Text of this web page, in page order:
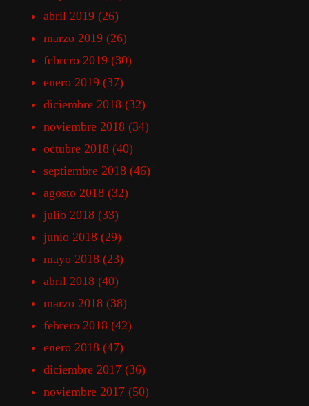
abril 2019 (26)
marzo 2019 (26)
febrero 2019 (30)
enero 2019 (37)
diciembre 2018 (32)
noviembre 2018 (34)
octubre 2018 (40)
septiembre 2018 (46)
agosto 2018 (32)
julio 2018 (33)
junio 2018 (29)
mayo 2018 (23)
abril 2018 (40)
marzo 2018 (38)
febrero 2018 (42)
enero 2018 (47)
diciembre 2017 (36)
noviembre 2017 (50)